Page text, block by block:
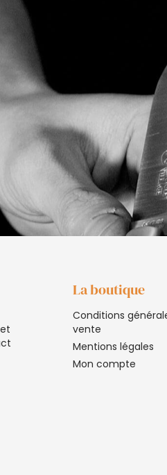
La boutique
Conditions
vente
Mentions légales
Mon compte